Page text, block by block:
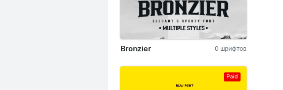
Bronzier 0 шрифтов
Paid